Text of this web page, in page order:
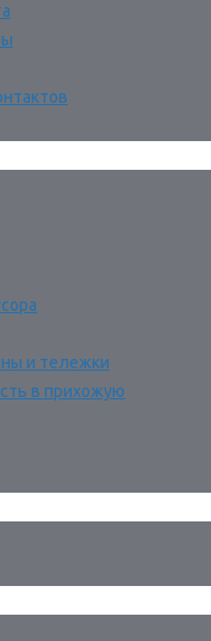
и тележки
в прихожую